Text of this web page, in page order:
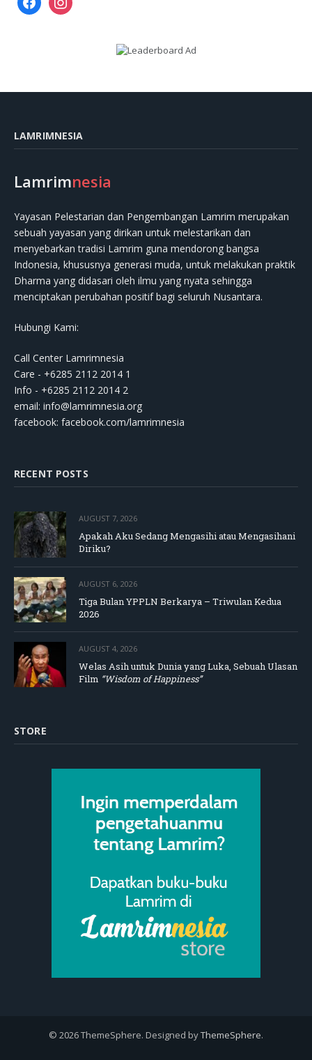
LAMRIMNESIA
Lamrimnesia
Yayasan Pelestarian dan Pengembangan Lamrim merupakan
sebuah yayasan yang dirikan untuk melestarikan dan
menyebarkan tradisi Lamrim guna mendorong bangsa
Indonesia, khususnya generasi muda, untuk melakukan praktik
Dharma yang didasari oleh ilmu yang nyata sehingga
menciptakan perubahan positif bagi seluruh Nusantara.
Hubungi Kami:
Call Center Lamrimnesia
Care - +6285 2112 2014 1
Info - +6285 2112 2014 2
email: info@lamrimnesia.org
facebook: facebook.com/lamrimnesia
RECENT POSTS
AUGUST 7, 2026
Apakah Aku Sedang Mengasihi atau Mengasihani
Diriku?
AUGUST 6, 2026
Tiga Bulan YPPLN Berkarya – Triwulan Kedua
2026
AUGUST 4, 2026
Welas Asih untuk Dunia yang Luka, Sebuah Ulasan
Film “Wisdom of Happiness”
STORE
© 2026 ThemeSphere. Designed byThemeSphere.